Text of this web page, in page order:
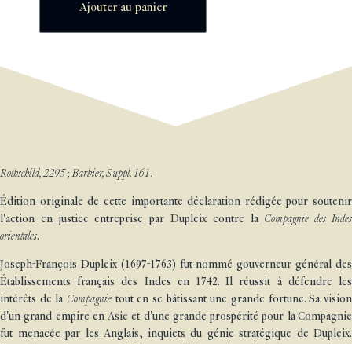
Ajouter au panier
Rothschild, 2295 ; Barbier, Suppl. 161.
Édition originale de cette importante déclaration rédigée pour soutenir
l'action en justice entreprise par Dupleix contre la Compagnie des Indes
orientales.
Joseph-François Dupleix (1697-1763) fut nommé gouverneur général des
Établissements français des Indes en 1742. Il réussit à défendre les
intérêts de la Compagnie tout en se bâtissant une grande fortune. Sa vision
d'un grand empire en Asie et d'une grande prospérité pour la Compagnie
fut menacée par les Anglais, inquiets du génie stratégique de Dupleix.